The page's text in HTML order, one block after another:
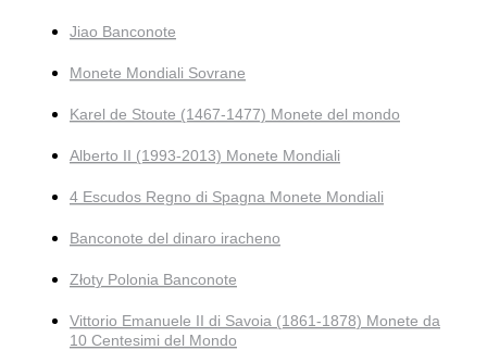
Jiao Banconote
Monete Mondiali Sovrane
Karel de Stoute (1467-1477) Monete del mondo
Alberto II (1993-2013) Monete Mondiali
4 Escudos Regno di Spagna Monete Mondiali
Banconote del dinaro iracheno
Złoty Polonia Banconote
Vittorio Emanuele II di Savoia (1861-1878) Monete da
10 Centesimi del Mondo